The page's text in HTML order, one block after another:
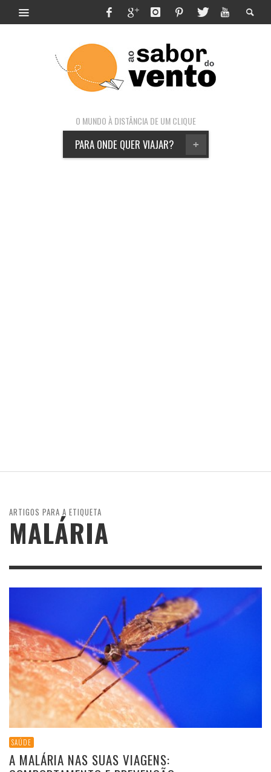
O MUNDO À DISTÂNCIA DE UM CLIQUE
+
PARA ONDE QUER VIAJAR?
ARTIGOS PARA A ETIQUETA
MALÁRIA
SAÚDE
A MALÁRIA NAS SUAS VIAGENS: